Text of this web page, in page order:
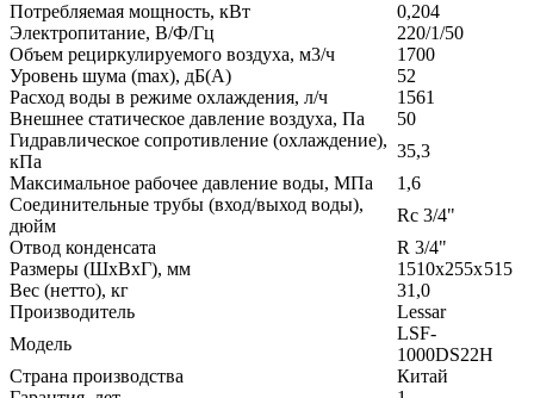
Потребляемая мощность, кВт
0,204
Электропитание, В/Ф/Гц
220/1/50
Объем рециркулируемого воздуха, м3/ч
1700
Уровень шума (max), дБ(А)
52
Расход воды в режиме охлаждения, л/ч
1561
Внешнее статическое давление воздуха, Па
50
Гидравлическое сопротивление (охлаждение),
кПа
35,3
Максимальное рабочее давление воды, МПа
1,6
Соединительные трубы (вход/выход воды),
дюйм
Rc 3/4"
Отвод конденсата
R 3/4"
Размеры (ШxВxГ), мм
1510x255x 515
Вес (нетто), кг
31,0
Производитель
Lessar
Модель
LSF-
1000DS22H
Страна производства
Китай